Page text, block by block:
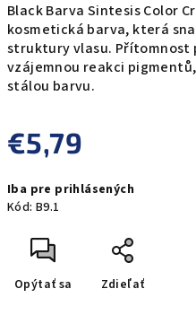
Black Barva Sintesis Color
kosmetická barva, která
struktury vlasu. Přítomnost
vzájemnou reakci
stálou barvu.
€5,79
cena:
Iba pre prihlásených
Kód: B9.1
Opýtať sa Zdieľať